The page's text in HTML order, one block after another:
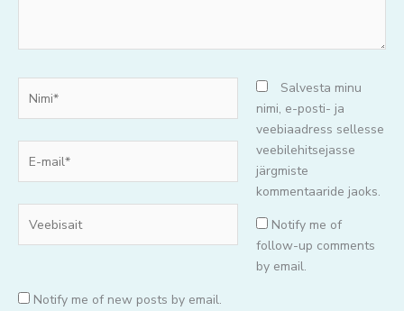
mail*
Salvesta minu
nimi, e-posti- ja
veebiaadress sellesse
veebilehitsejasse
järgmiste
kommentaaride jaoks.
Notify me of
follow-up comments
by email.
Notify me of new posts by email.